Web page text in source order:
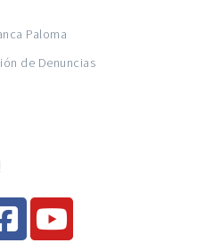
Paloma
de Denuncias